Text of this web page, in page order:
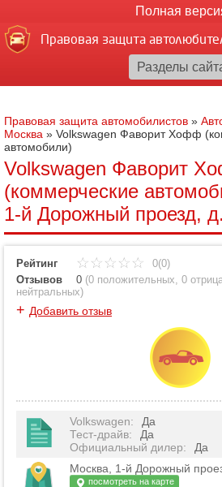
Полная
Правовая защита
Правовая защита автомобилистов »
Москва » Volkswagen Фаворит Хофф
автомобили)
Volkswagen Фаворит
(коммерческие
1-й Дорожный проезд,
Рейтинг
0(0)
Отзывов
0 (0 положительных, 0
нейтральных)
+ Добавить отзыв
Volkswagen:
Да
Тест-драйв:
Да
Официальный дилер:
Да
Москва, 1-й Дорожный
посмотреть на карте